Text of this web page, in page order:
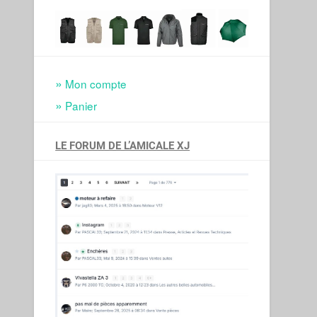
Mon compte
Panier
LE FORUM DE L’AMICALE XJ